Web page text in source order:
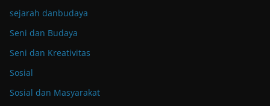
sejarah danbudaya
Seni dan Budaya
Seni dan Kreativitas
Sosial
Sosial dan Masyarakat